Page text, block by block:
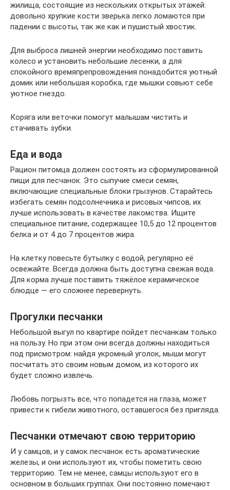
жилища, состоящие из нескольких открытых этажей:
довольно хрупкие кости зверька легко ломаются при
падении с высоты, так же как и пушистый хвостик.
Для выброса лишней энергии необходимо поставить
колесо и установить небольшие лесенки, а для
спокойного времяпрепровождения понадобится уютный
домик или небольшая коробка, где мышки совьют себе
уютное гнездо.
Коряга или веточки помогут малышам чистить и
стачивать зубки.
Еда и вода
Рацион питомца должен состоять из сформулированной
пищи для песчанок. Это сыпучие смеси семян,
включающие специальные блоки грызунов. Старайтесь
избегать семян подсолнечника и рисовых чипсов, их
лучше использовать в качестве лакомства. Ищите
специальное питание, содержащее 10,5 до 12 процентов
белка и от 4 до 7 процентов жира.
На клетку повесьте бутылку с водой, регулярно её
освежайте. Всегда должна быть доступна свежая вода.
Для корма лучше поставить тяжёлое керамическое
блюдце — его сложнее перевернуть.
Прогулки песчанки
Небольшой выгул по квартире пойдет песчанкам только
на пользу. Но при этом они всегда должны находиться
под присмотром: найдя укромный уголок, мыши могут
посчитать это своим новым домом, из которого их
будет сложно извлечь.
Любовь погрызть все, что попадется на глаза, может
привести к гибели животного, оставшегося без пригляда.
Песчанки отмечают свою территорию
И у самцов, и у самок песчанок есть ароматические
железы, и они используют их, чтобы пометить свою
территорию. Тем не менее, самцы используют его в
основном в больших группах. Они постоянно помечают